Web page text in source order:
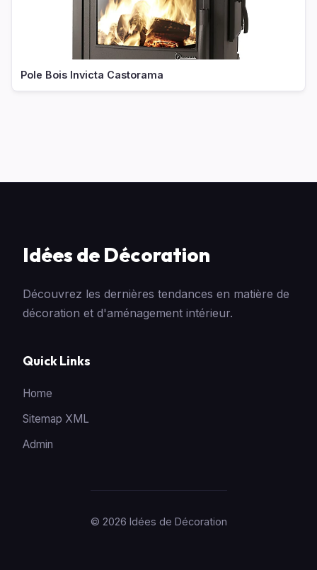
Pole Bois Invicta Castorama
Idées de Décoration
Découvrez les dernières tendances en matière de
décoration et d'aménagement intérieur.
Quick Links
Home
Sitemap XML
Admin
© 2026 Idées de Décoration